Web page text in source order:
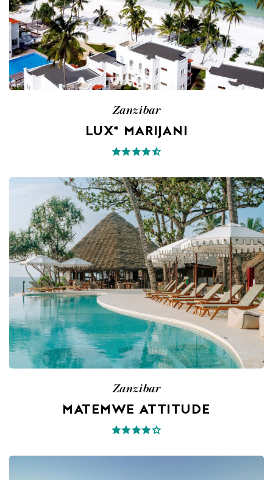
Zanzibar
LUX* MARIJANI
Zanzibar
MATEMWE ATTITUDE